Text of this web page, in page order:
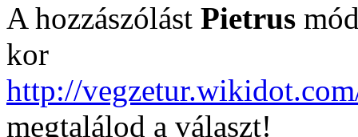
A hozzászólást Pietrus
kor
http://
megtalálod a választ!